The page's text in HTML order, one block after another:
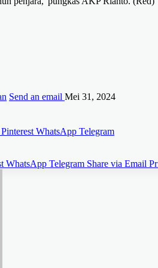
Send an email Mei 31, 2024
Pinterest WhatsApp Telegram
WhatsApp Telegram Share via Email